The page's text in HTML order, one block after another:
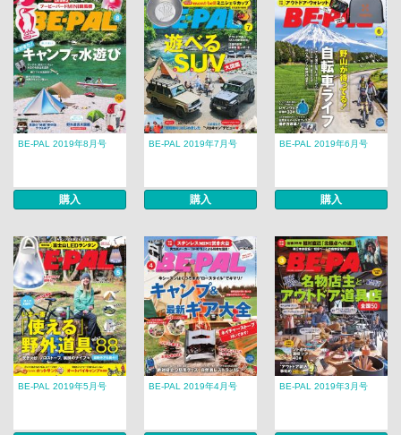
BE-PAL 2019年8月号
購入
BE-PAL 2019年7月号
購入
BE-PAL 2019年6月号
購入
BE-PAL 2019年5月号 BE-PAL 2019年4月号 BE-PAL 2019年3月号